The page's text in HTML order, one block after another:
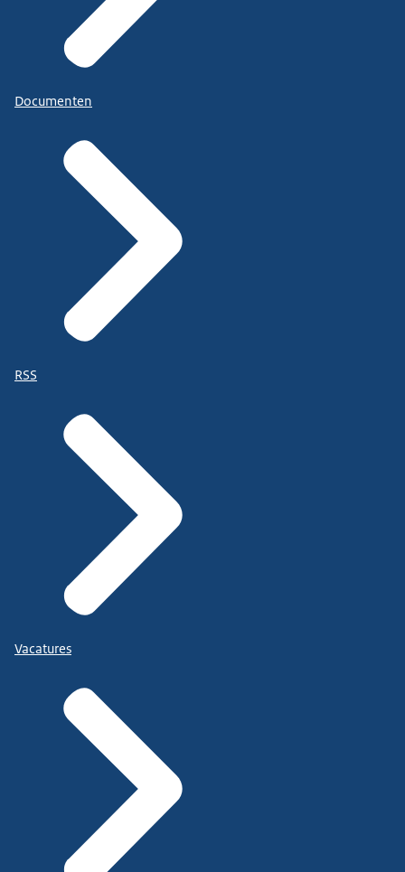
Documenten
RSS
Vacatures